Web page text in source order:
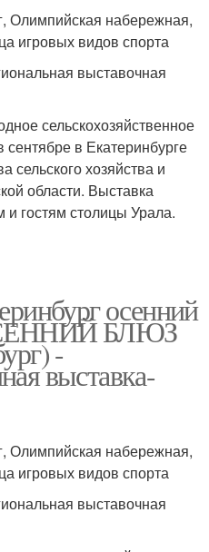
Олимпийская набережная,
игровых видов спорта
выставочная
сельскохозяйственное
в Екатеринбурге
сельского хозяйства и
области. Выставка
гостям столицы Урала.
осенний
БЛЮЗ
-
выставка-
Олимпийская набережная,
игровых видов спорта
выставочная